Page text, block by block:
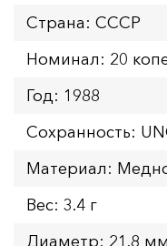
Страна: СССР
Номинал: 20
Год: 1988
Сохранность:
Материал:
Вес: 3.4 г
Диаметр: 21.8 мм